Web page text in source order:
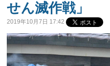
せん滅作戦」
2019年10月7日 17:42